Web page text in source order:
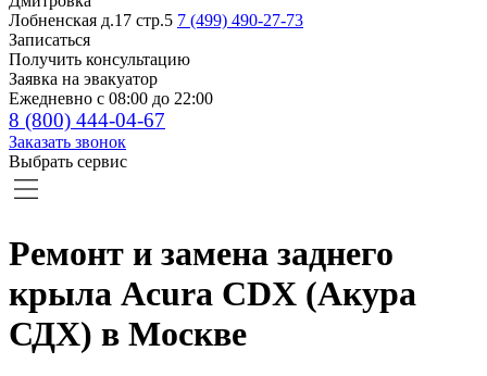
Лобненская д.17 стр.5 7 (499) 490-27-73
Записаться
Получить консультацию
Заявка на эвакуатор
Ежедневно с 08:00 до 22:00
8 (800) 444-04-67
Заказать звонок
Выбрать сервис
Ремонт и замена заднего
крыла Acura CDX (Акура
СДХ) в Москве